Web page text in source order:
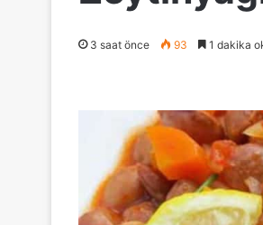
3 saat önce 93 1 dakika